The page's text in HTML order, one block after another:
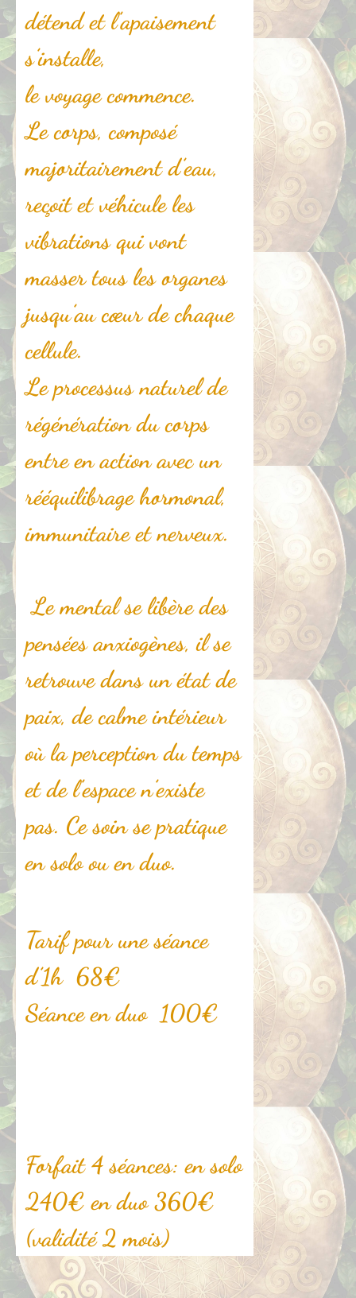
détend et l’apaisement
s’installe,
le voyage commence.
Le corps, composé
majoritairement d’eau,
reçoit et véhicule les
vibrations qui vont
masser tous les organes
jusqu’au cœur de chaque
cellule.
Le processus naturel de
régénération du corps
entre en action avec un
rééquilibrage hormonal,
immunitaire et nerveux.
Le mental se libère des
pensées anxiogènes, il se
retrouve dans un état de
paix, de calme intérieur
où la perception du temps
et de l’espace n’existe
pas. Ce soin se pratique
en solo ou en duo.
Tarif pour une séance
d’1h 68€
Séance en duo 100€
Forfait 4 séances: en solo
240€ en duo 360€
(validité 2 mois)